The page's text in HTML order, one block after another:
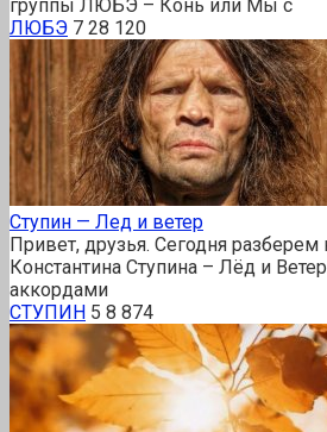
группы ЛЮБЭ – Конь или Мы с
ЛЮБЭ 7 28 120
Ступин — Лед и ветер
Привет, друзья. Сегодня
Константина Ступина – Лёд и
аккордами
СТУПИН 5 8 874